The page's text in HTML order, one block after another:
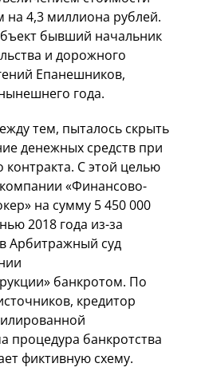
на 4,3 миллиона рублей.
бывший начальник
и дорожного
Епанешников,
года.
тем, пыталось скрыть
денежных средств при
С этой целью
«Финансово-
на сумму 5 450 000
2018 года из-за
Арбитражный суд
банкротом. По
кредитор
процедура банкротства
фиктивную схему.